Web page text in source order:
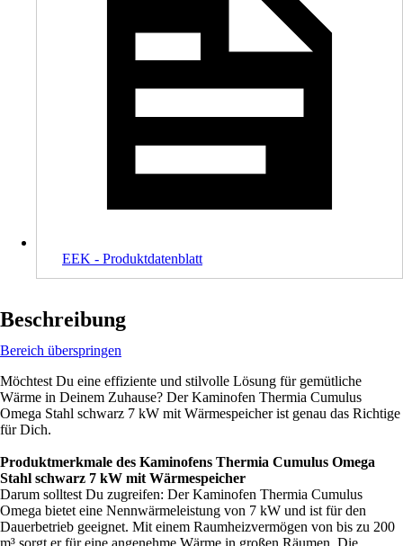
EEK - Produktdatenblatt
Beschreibung
Bereich überspringen
Möchtest Du eine effiziente und stilvolle Lösung für gemütliche
Wärme in Deinem Zuhause? Der Kaminofen Thermia Cumulus
Omega Stahl schwarz 7 kW mit Wärmespeicher ist genau das Richtige
für Dich.
Produktmerkmale des Kaminofens Thermia Cumulus Omega
Stahl schwarz 7 kW mit Wärmespeicher
Darum solltest Du zugreifen: Der Kaminofen Thermia Cumulus
Omega bietet eine Nennwärmeleistung von 7 kW und ist für den
Dauerbetrieb geeignet. Mit einem Raumheizvermögen von bis zu 200
m³ sorgt er für eine angenehme Wärme in großen Räumen. Die